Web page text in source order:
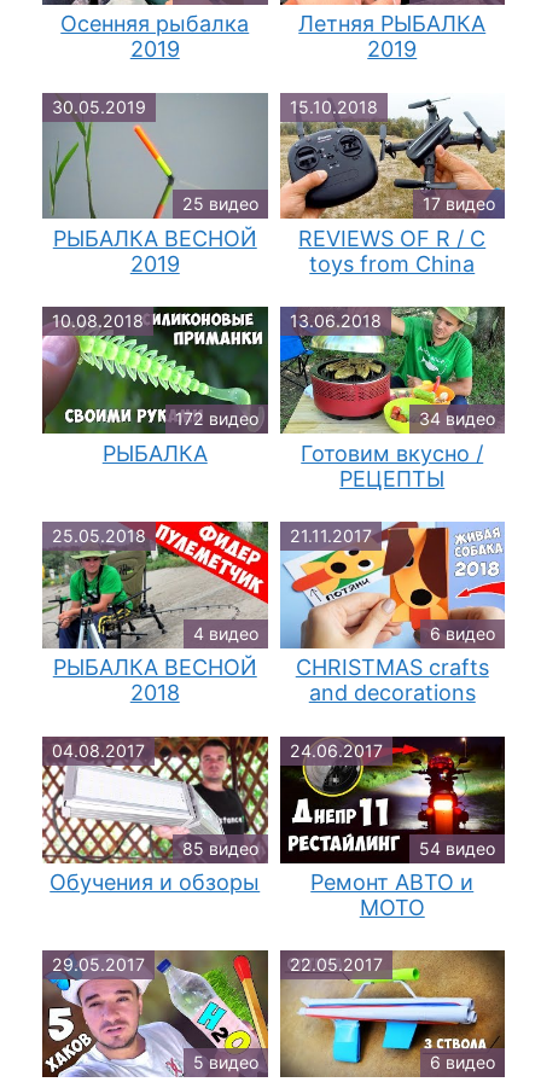
Осенняя рыбалка
2019
Летняя РЫБАЛКА
2019
30.05.2019
25 видео
РЫБАЛКА ВЕСНОЙ
2019
15.10.2018
17 видео
REVIEWS OF R / C
toys from China
10.08.2018
172 видео
РЫБАЛКА
13.06.2018
34 видео
Готовим вкусно /
РЕЦЕПТЫ
25.05.2018
4 видео
РЫБАЛКА ВЕСНОЙ
2018
21.11.2017
6 видео
CHRISTMAS crafts
and decorations
04.08.2017
85 видео
Обучения и обзоры
24.06.2017
54 видео
Ремонт АВТО и
МОТО
29.05.2017
5 видео
22.05.2017
6 видео